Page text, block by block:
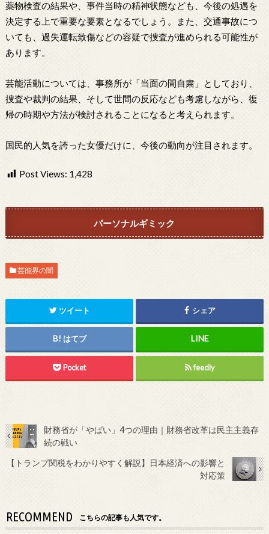
薬物検査の結果や、事件当時の精神状態なども、今後の処遇を
決定する上で重要な要素となるでしょう。また、交通事故につ
いても、過失運転致傷などの容疑で捜査が進められる可能性が
あります。
芸能活動については、事務所が「当面の間自粛」としており、
捜査や裁判の結果、そして世間の反応なども考慮しながら、復
帰の時期や方法が検討されることになると考えられます。
国民的人気を誇った女優だけに、今後の動向が注目されます。
Post Views: 1,428
パーソナルギミック
芸能界の闇
ツイート シェア
はてブ
Pocket feedly
財務省が「やばい」4つの理由｜財務省改革は民主主義存
続の戦い
【トランプ関税をわかりやすく解説】日本経済への影響と
対応策
RECOMMEND こちらの記事も人気です。